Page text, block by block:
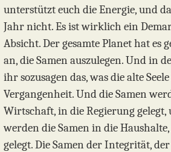
unterstützt euch die Energie, und
Jahr nicht. Es ist wirklich ein
Absicht. Der gesamte Planet hat es
an, die Samen auszulegen. Und in
ihr sozusagen das, was die alte
Vergangenheit. Und die Samen
Wirtschaft, in die Regierung
werden die Samen in die
gelegt. Die Samen der Integrität,